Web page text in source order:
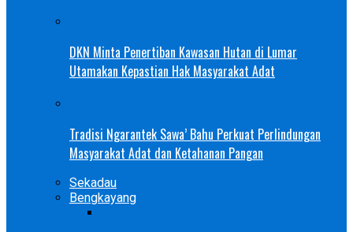
DKN Minta Penertiban Kawasan Hutan di Lumar
Utamakan Kepastian Hak Masyarakat Adat
Tradisi Ngarantek Sawa’ Bahu Perkuat Perlindungan
Masyarakat Adat dan Ketahanan Pangan
Sekadau
Bengkayang